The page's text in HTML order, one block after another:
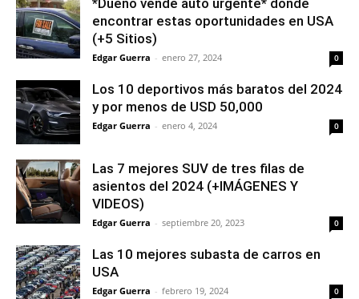
encontrar estas oportunidades en USA
(+5 Sitios)
Edgar Guerra - enero 27, 2024 0
Los 10 deportivos más baratos del 2024
y por menos de USD 50,000
Edgar Guerra - enero 4, 2024 0
Las 7 mejores SUV de tres filas de
asientos del 2024 (+IMÁGENES Y
VIDEOS)
Edgar Guerra - septiembre 20, 2023 0
Las 10 mejores subasta de carros en
USA
Edgar Guerra - febrero 19, 2024 0